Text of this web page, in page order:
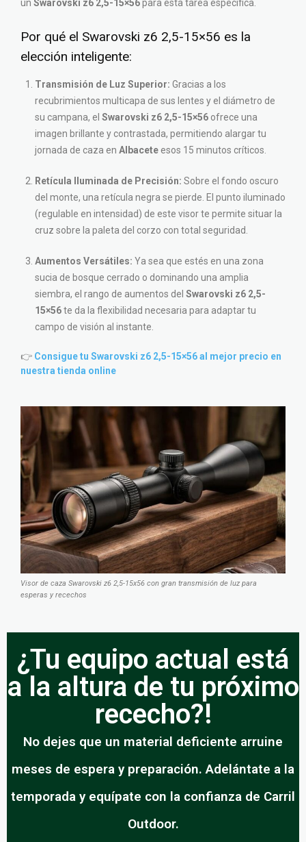
un Swarovski z6 2,5-15×56para esta tarea específica.
Por qué el Swarovski z6 2,5-15×56 es la
elección inteligente:
Transmisión de Luz Superior: Gracias a los
recubrimientos multicapa de sus lentes y el diámetro de
su campana, el Swarovski z6 2,5-15×56 ofrece una
imagen brillante y contrastada, permitiendo alargar tu
jornada de caza en Albacete esos 15 minutos críticos.
Retícula Iluminada de Precisión: Sobre el fondo oscuro
del monte, una retícula negra se pierde. El punto iluminado
(regulable en intensidad) de este visor te permite situar la
cruz sobre la paleta del corzo con total seguridad.
Aumentos Versátiles: Ya sea que estés en una zona
sucia de bosque cerrado o dominando una amplia
siembra, el rango de aumentos del Swarovski z6 2,5-
15×56te da la flexibilidad necesaria para adaptar tu
campo de visión al instante.
👉 Consigue tu Swarovski z6 2,5-15×56 al mejor precio en
nuestra tienda online
Visor de caza Swarovski z6 2,5-15x56 con gran transmisión de luz para
esperas y recechos
¿Tu equipo actual está
a la altura de tu próximo
rececho?!
No dejes que un material deficiente arruine
meses de espera y preparación. Adelántate a la
temporada y equípate con la confianza de Carril
Outdoor.